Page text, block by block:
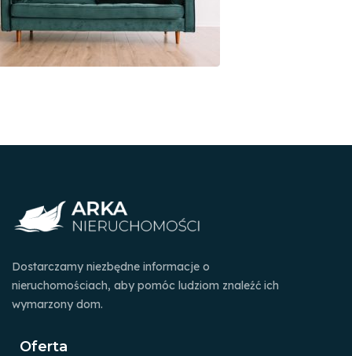
Dostarczamy niezbędne informacje o
nieruchomościach, aby pomóc ludziom znaleźć ich
wymarzony dom.
Oferta